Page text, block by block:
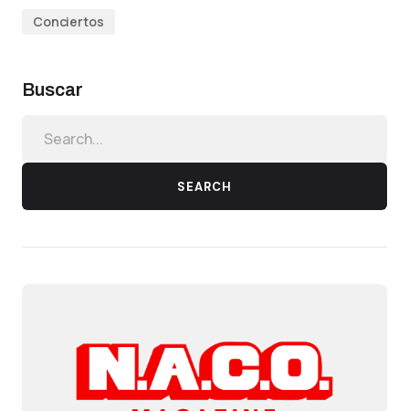
Conciertos
Buscar
SEARCH